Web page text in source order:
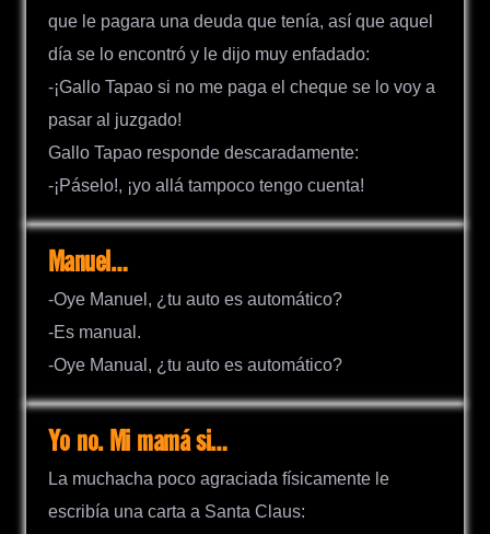
que le pagara una deuda que tenía, así que aquel
día se lo encontró y le dijo muy enfadado:
-¡Gallo Tapao si no me paga el cheque se lo voy a
pasar al juzgado!
Gallo Tapao responde descaradamente:
-¡Páselo!, ¡yo allá tampoco tengo cuenta!
Manuel…
-Oye Manuel, ¿tu auto es automático?
-Es manual.
-Oye Manual, ¿tu auto es automático?
Yo no. Mi mamá si…
La muchacha poco agraciada físicamente le
escribía una carta a Santa Claus: